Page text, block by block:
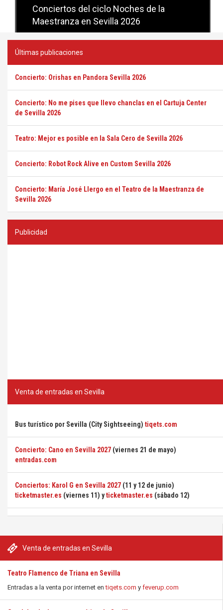
Venta de entradas en Sevilla
Teatro Flamenco de Triana en Sevilla
Entradas a la venta por internet entiqets.com y feverup.com
Conciertos del ciclo Candlelight en
Sevilla
Últimas publicaciones
Concierto: Orishas en Pandora Sevilla 2026
Concierto: No me pises que llevo chanclas en el Cartuja Center
de Sevilla 2026
Teatro: Mejor es posible en la Sala Cero de Sevilla 2026
Concierto: Robot Rock Alive en Custom Sevilla 2026
Concierto: María José Llergo en el Teatro de la Maestranza de
Sevilla 2026
Publicidad
Venta de entradas en Sevilla
Bus turístico por Sevilla (City Sightseeing) tiqets.com
Concierto: Cano en Sevilla 2027 (viernes 21 de mayo)
entradas.com
Conciertos: Karol G en Sevilla 2027 (11 y 12 de junio)
ticketmaster.es (viernes 11) yticketmaster.es (sábado 12)